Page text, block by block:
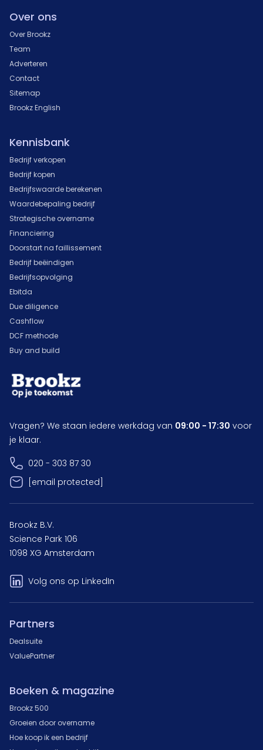
Over ons
Over Brookz
Team
Adverteren
Contact
Sitemap
Brookz English
Kennisbank
Bedrijf verkopen
Bedrijf kopen
Bedrijfswaarde berekenen
Waardebepaling bedrijf
Strategische overname
Financiering
Doorstart na faillissement
Bedrijf beëindigen
Bedrijfsopvolging
Ebitda
Due diligence
Cashflow
DCF methode
Buy and build
Vragen? We staan iedere werkdag van 09:00 - 17:30 voor
je klaar.
020 - 303 87 30
[email protected]
Brookz B.V.
Science Park 106
1098 XG Amsterdam
Volg ons op LinkedIn
Partners
Dealsuite
ValuePartner
Boeken & magazine
Brookz 500
Groeien door overname
Hoe koop ik een bedrijf